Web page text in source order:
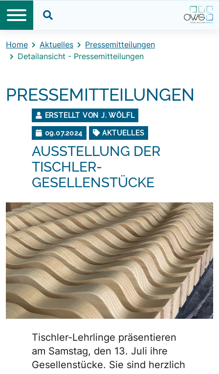
Home Aktuelles
Pressemitteilungen
Detailansicht - Pressemitteilungen
PRESSEMITTEILUNGEN
ERSTELLT VON J. WÖLFL
09.07.2024 AKTUELLES
AUSSTELLUNG DER
TISCHLER-
GESELLENSTÜCKE
Tischler-Lehrlinge präsentieren
am Samstag, den 13. Juli ihre
Gesellenstücke. Sie sind herzlich